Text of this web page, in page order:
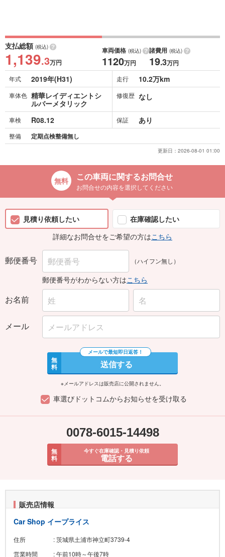
支払総額 (税込)
1,139.3万円
車両価格 (税込)
1120万円
諸費用 (税込)
19.3万円
年式 2019年(H31) 走行 10.2万km
車体色 精華レイディエントシ
ルバーメタリック
修復歴 なし
車検 R08.12 保証 あり
整備 定期点検整備無し
更新日： 2026-08-01 01:00
この車両に関するお問合せ
お問合せの内容を選択してください
見積り依頼したい
在庫確認したい
詳細なお問合せをご希望の方はこちら
郵便番号 （ハイフン無し）
郵便番号がわからない方はこちら
お名前
メール
無
料 送信する
※メールアドレスは販売店に公開されません。
車選びドットコムからお知らせを受け取る
0078-6015-14498
無
料
今すぐ在庫確認・見積り依頼
電話する
販売店情報
Car Shop イープライス
住所
: 茨城県土浦市神立町3739-4
営業時間
: 午前10時～午後7時